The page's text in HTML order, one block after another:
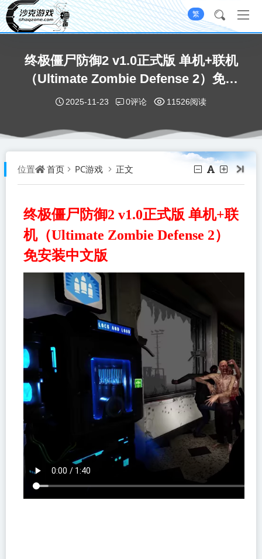
繁
终极僵尸防御2 v1.0正式版 单机+联机
（Ultimate Zombie Defense 2）免安
装中文版
2025-11-23 0评论 11526阅读
位置 首页 PC游戏 正文
终极僵尸防御2 v1.0正式版 单机+联
机（Ultimate Zombie Defense 2）
免安装中文版